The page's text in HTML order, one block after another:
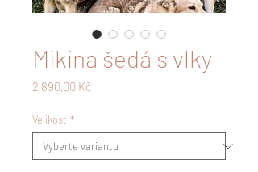
Mikina šedá s vlky
2 890,00 Kč
Velikost *